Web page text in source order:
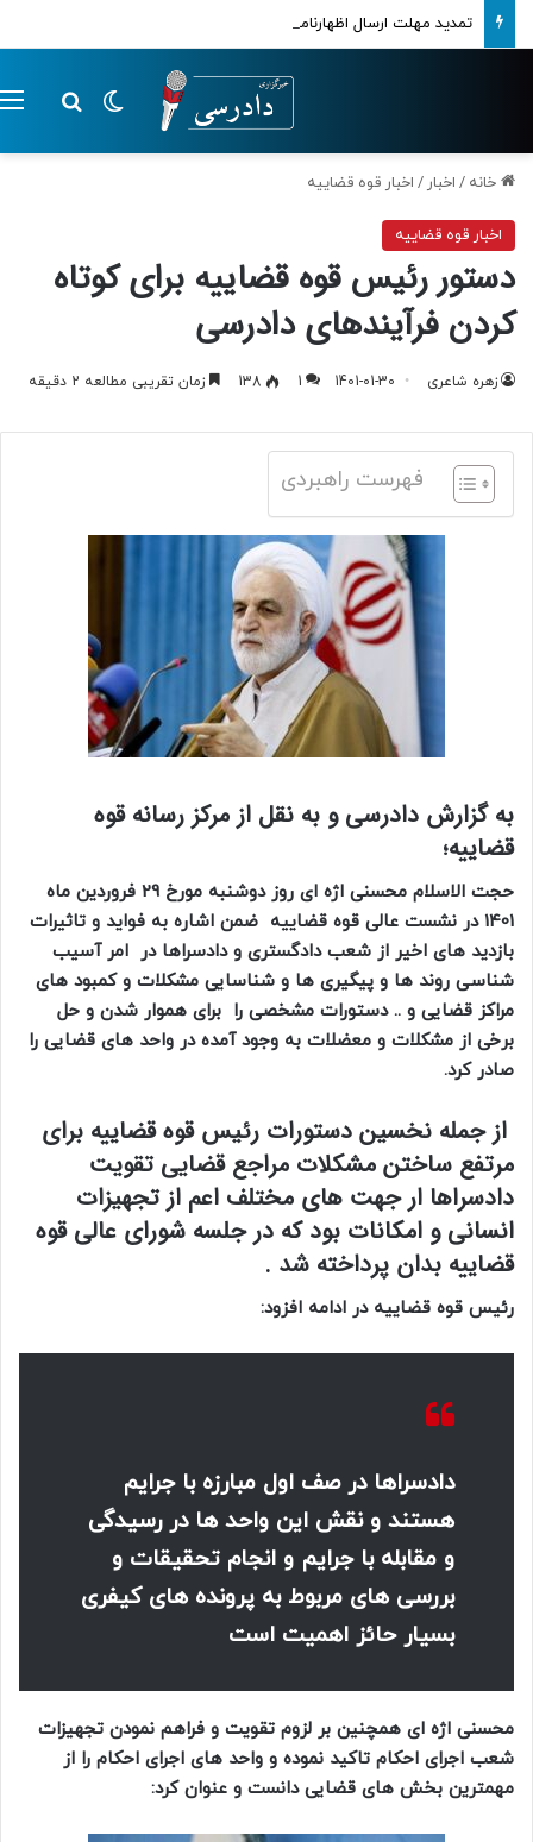
تمدید مهلت ارسال اظهارنامه‌های مالیاتی تا پایان تابستان 1405
تغییر پوسته
خانه / اخبار / اخبار قوه قضاییه
اخبار قوه قضاییه
دستور رئیس قوه قضاییه برای کوتاه
کردن فرآیندهای دادرسی
زهره شاعری 1401-01-30
1
138 زمان تقریبی مطالعه 2 دقیقه
فهرست راهبردی
به گزارش دادرسی و به نقل از مرکز رسانه قوه
قضاییه؛
حجت الاسلام محسنی اژه ای روز دوشنبه مورخ 29 فروردین ماه
1401 در نشست عالی قوه قضاییه ضمن اشاره به فواید و تاثیرات
بازدید های اخیر از شعب دادگستری و دادسراها در امر آسیب
شناسی روند ها و پیگیری ها و شناسایی مشکلات و کمبود های
مراکز قضایی و .. دستورات مشخصی را برای هموار شدن و حل
برخی از مشکلات و معضلات به وجود آمده در واحد های قضایی را
صادر کرد.
از جمله نخسین دستورات رئیس قوه قضاییه برای
مرتفع ساختن مشکلات مراجع قضایی تقویت
دادسراها ار جهت های مختلف اعم از تجهیزات
انسانی و امکانات بود که در جلسه شورای عالی قوه
قضاییه بدان پرداخته شد .
رئیس قوه قضاییه در ادامه افزود:
دادسراها در صف اول مبارزه با جرایم
هستند و نقش این واحد ها در رسیدگی
و مقابله با جرایم و انجام تحقیقات و
بررسی های مربوط به پرونده های کیفری
بسیار حائز اهمیت است
محسنی اژه ای همچنین بر لزوم تقویت و فراهم نمودن تجهیزات
شعب اجرای احکام تاکید نموده و واحد های اجرای احکام را از
مهمترین بخش های قضایی دانست و عنوان کرد: